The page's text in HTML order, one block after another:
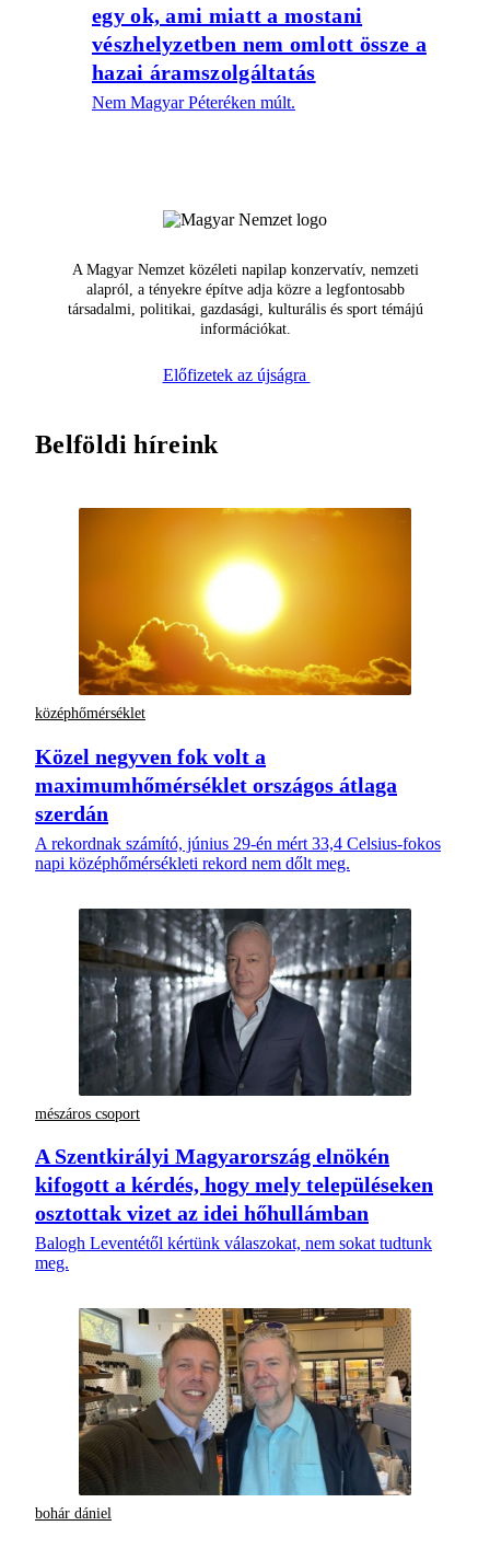
egy ok, ami miatt a mostani
vészhelyzetben nem omlott össze a
hazai áramszolgáltatás
Nem Magyar Péteréken múlt.
A Magyar Nemzet közéleti napilap konzervatív, nemzeti
alapról, a tényekre építve adja közre a legfontosabb
társadalmi, politikai, gazdasági, kulturális és sport témájú
információkat.
Előfizetek az újságra
Belföldi híreink
középhőmérséklet
Közel negyven fok volt a
maximumhőmérséklet országos átlaga
szerdán
A rekordnak számító, június 29-én mért 33,4 Celsius-fokos
napi középhőmérsékleti rekord nem dőlt meg.
mészáros csoport
A Szentkirályi Magyarország elnökén
kifogott a kérdés, hogy mely településeken
osztottak vizet az idei hőhullámban
Balogh Leventétől kértünk válaszokat, nem sokat tudtunk
meg.
bohár dániel